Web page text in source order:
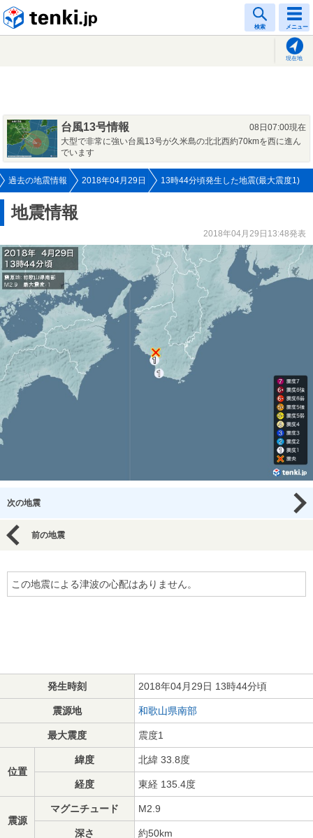
検索 メニュー
現在地
台風13号情報
08日07:00現在
大型で非常に強い台風13号が久米島の北北西約70kmを西に進ん
でいます
過去の地震情報 2018年04月29日 13時44分頃発生した地震(最大震度1)
地震情報
2018年04月29日13:48発表
次の地震
前の地震
この地震による津波の心配はありません。
発生時刻 2018年04月29日 13時44分頃
震源地 和歌山県南部
最大震度 震度1
位置
緯度 北緯 33.8度
経度 東経 135.4度
震源
マグニチュード M2.9
深さ 約50km